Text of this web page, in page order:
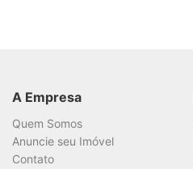
Vagas
A Empresa
Quem Somos
Anuncie seu Imóvel
Contato